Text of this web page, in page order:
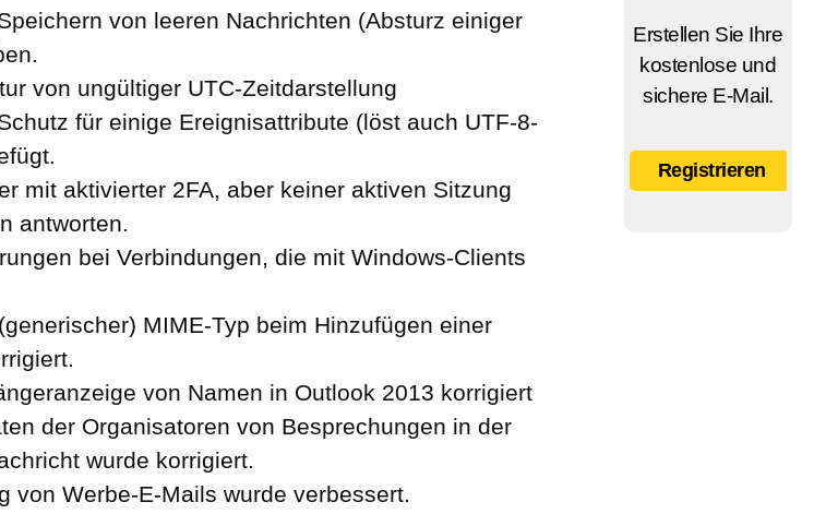
von leeren Nachrichten (Absturz einiger
von ungültiger UTC-Zeitdarstellung
für einige Ereignisattribute (löst auch UTF-8-
mit aktivierter 2FA, aber keiner aktiven Sitzung
antworten.
bei Verbindungen, die mit Windows-Clients
MIME-Typ beim Hinzufügen einer
von Namen in Outlook 2013 korrigiert
der Organisatoren von Besprechungen in der
wurde korrigiert.
von Werbe-E-Mails wurde verbessert.
Erstellen Sie Ihre
kostenlose und
sichere E-Mail.
Registrieren